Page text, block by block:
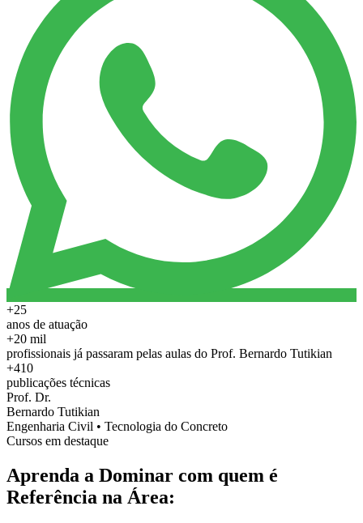
+25
anos de atuação
+20 mil
profissionais já passaram pelas aulas do Prof. Bernardo Tutikian
+410
publicações técnicas
Prof. Dr.
Bernardo Tutikian
Engenharia Civil • Tecnologia do Concreto
Cursos em destaque
Aprenda a Dominar com quem é
Referência na Área: